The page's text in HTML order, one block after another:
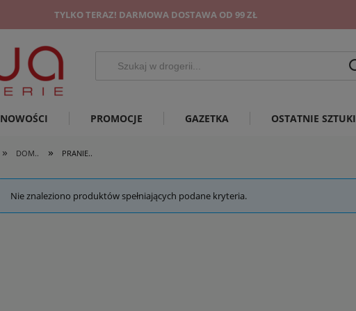
TYLKO TERAZ! DARMOWA DOSTAWA OD 99 ZŁ
NOWOŚCI PROMOCJE GAZETKA OSTATNIE SZTUKI
» DOM.. » PRANIE..
Nie znaleziono produktów spełniających podane kryteria.